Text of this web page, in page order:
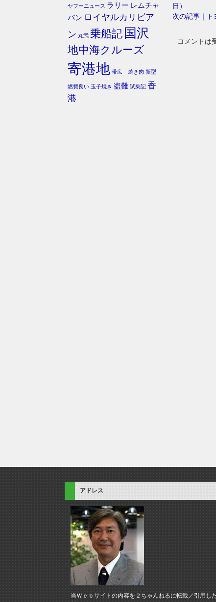
日）
次の記事｜ト
コメントは
ヤフーニュース ラリー レムチャ
バン ロイヤルカリビア
ン 丸武 乗船記 国沢
地中海クルーズ
寄港地 帯広 焼き肉 新型
燃費良い 玉子焼き 盗難 試乗記 香
港
アドレス
当Ｗｅｂサイトの内容を２ちゃんねるに転載／引用し